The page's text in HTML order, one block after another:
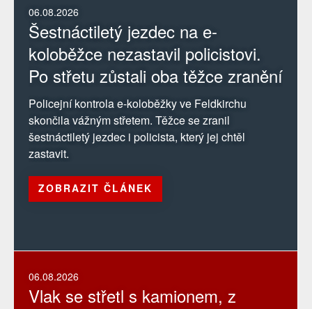
06.08.2026
Šestnáctiletý jezdec na e-
koloběžce nezastavil policistovi.
Po střetu zůstali oba těžce zranění
Policejní kontrola e-koloběžky ve Feldkirchu
skončila vážným střetem. Těžce se zranil
šestnáctiletý jezdec i policista, který jej chtěl
zastavit.
ZOBRAZIT ČLÁNEK
06.08.2026
Vlak se střetl s kamionem, z